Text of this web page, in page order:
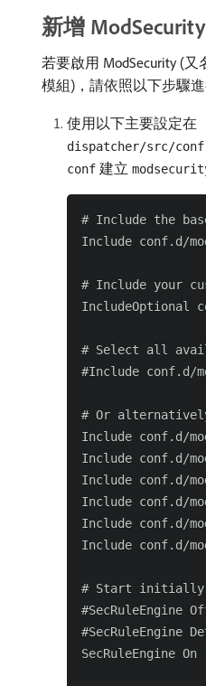
新增
若要啟用 ModSecurity (又
模組)，請依照以下步驟進
使用以下主要設定在
dispatcher/src/
conf 建立
# Include the
Include conf.d/
# Include your
IncludeOptional
# Select all
#Include conf.d/
# Or
Include conf.d/
Include conf.d/
Include conf.d/
Include conf.d/
Include conf.d/
Include conf.d/
# Start initially
#SecRuleEngine
#SecRuleEngine
SecRuleEngine On